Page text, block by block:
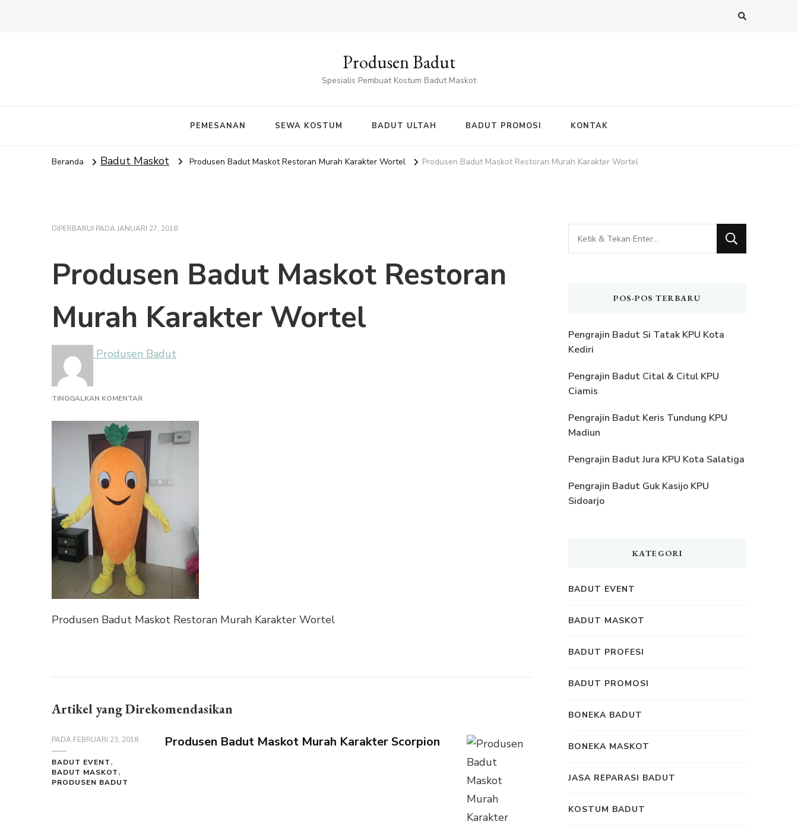
Produsen Badut
Spesialis Pembuat Kostum Badut Maskot
PEMESANAN SEWA KOSTUM BADUT ULTAH BADUT PROMOSI KONTAK
Beranda Badut Maskot Produsen Badut Maskot Restoran Murah Karakter Wortel Produsen Badut Maskot Restoran Murah Karakter Wortel
DIPERBARUI PADAJANUARI 27, 2018
Produsen Badut Maskot Restoran
Murah Karakter Wortel
Produsen Badut
TINGGALKAN KOMENTARPADA
BADUT
MASKOT
RESTORAN
MURAH
KARAKTER
WORTEL
Produsen Badut Maskot Restoran Murah Karakter Wortel
Artikel yang Direkomendasikan
PADA FEBRUARI 23, 2018
BADUT EVENT
BADUT MASKOT
PRODUSEN BADUT
Produsen Badut Maskot Murah Karakter Scorpion
Mencari
Sesuatu?
POS-POS TERBARU
Pengrajin Badut Si Tatak KPU Kota
Kediri
Pengrajin Badut Cital & Citul KPU
Ciamis
Pengrajin Badut Keris Tundung KPU
Madiun
Pengrajin Badut Jura KPU Kota Salatiga
Pengrajin Badut Guk Kasijo KPU
Sidoarjo
KATEGORI
BADUT EVENT
BADUT MASKOT
BADUT PROFESI
BADUT PROMOSI
BONEKA BADUT
BONEKA MASKOT
JASA REPARASI BADUT
KOSTUM BADUT